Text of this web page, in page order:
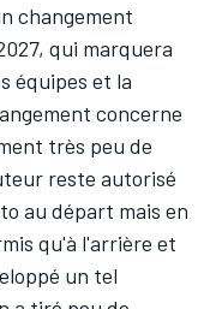
changement
qui marquera
équipes et la
concerne
très peu de
reste autorisé
au départ mais en
qu'à l'arrière et
un tel